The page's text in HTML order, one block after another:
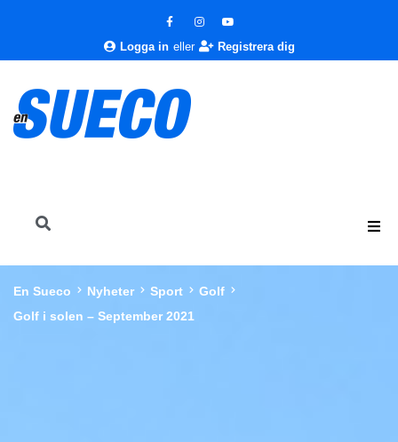
Logga in eller Registrera dig
En Sueco Nyheter Sport
Golf
Golf i solen – September 2021